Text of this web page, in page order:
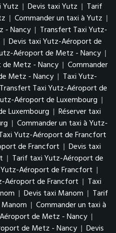
Yutz | Devis taxi Yutz | Tarif
| Commander un taxi à Yutz |
- Nancy | Transfert Taxi Yutz-
| Devis taxi Yutz-Aéroport de
Aéroport de Metz - Nancy |
Metz - Nancy | Commander
Metz - Nancy | Taxi Yutz-
Transfert Taxi Yutz-Aéroport de
Aéroport de Luxembourg |
Luxembourg | Réserver taxi
| Commander un taxi à Yutz-
Yutz-Aéroport de Francfort
de Francfort | Devis taxi
| Tarif taxi Yutz-Aéroport de
Aéroport de Francfort |
Aéroport de Francfort | Taxi
| Devis taxi Manom | Tarif
| Commander un taxi à
de Metz - Nancy |
de Metz - Nancy | Devis